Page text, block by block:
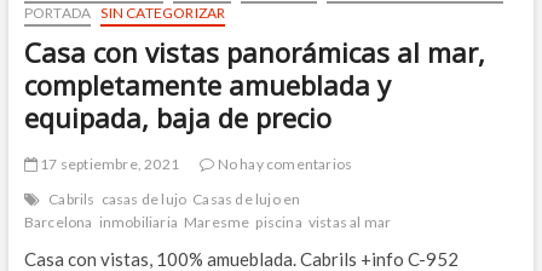
PORTADA SIN CATEGORIZAR
Casa con vistas panorámicas al mar,
completamente amueblada y
equipada, baja de precio
17 septiembre, 2021
No hay comentarios
Cabrils casas de lujo Casas de lujo en
Barcelona inmobiliaria Maresme piscina vistas al mar
Casa con vistas, 100% amueblada. Cabrils +info C-952